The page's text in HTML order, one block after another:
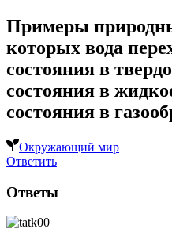
Примеры
которых вода
состояния в
состояния в
состояния в
Окружающий мир
Ответить
Ответы